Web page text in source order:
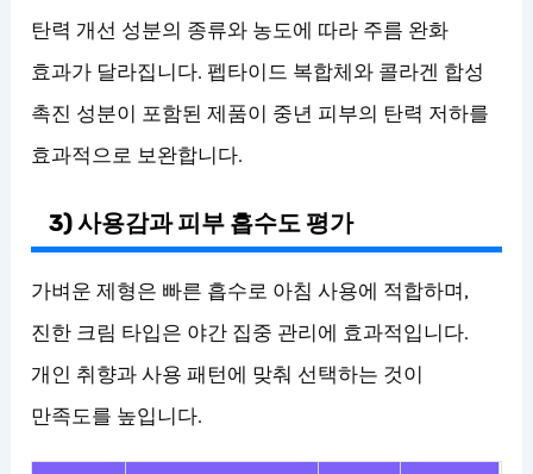
탄력 개선 성분의 종류와 농도에 따라 주름 완화
효과가 달라집니다. 펩타이드 복합체와 콜라겐 합성
촉진 성분이 포함된 제품이 중년 피부의 탄력 저하를
효과적으로 보완합니다.
3) 사용감과 피부 흡수도 평가
가벼운 제형은 빠른 흡수로 아침 사용에 적합하며,
진한 크림 타입은 야간 집중 관리에 효과적입니다.
개인 취향과 사용 패턴에 맞춰 선택하는 것이
만족도를 높입니다.